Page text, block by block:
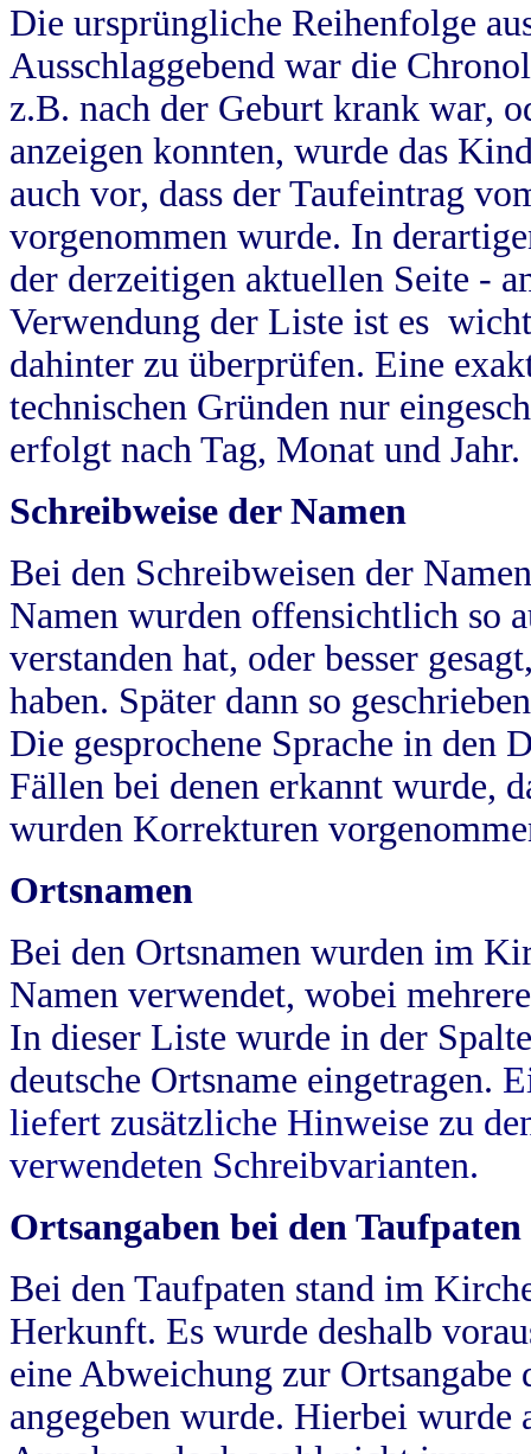
Die ursprüngliche Reihenfolge
Ausschlaggebend war die
z.B. nach der Geburt krank war,
anzeigen konnten, wurde das
auch vor, dass der Taufeintrag
vorgenommen wurde. In
der derzeitigen aktuellen Seite -
Verwendung der Liste ist es
dahinter zu überprüfen. Eine
technischen Gründen nur
erfolgt nach Tag, Monat und Jahr.
Schreibweise der Namen
Bei den Schreibweisen der
Namen wurden offensichtlich so
verstanden hat, oder besser
haben. Später dann so
Die gesprochene Sprache in
Fällen bei denen erkannt wurde,
wurden Korrekturen
Ortsnamen
Bei den Ortsnamen wurden im
Namen verwendet, wobei
In dieser Liste wurde in der
deutsche Ortsname eingetragen.
liefert zusätzliche Hinweise zu
verwendeten Schreibvarianten.
Ortsangaben bei den Taufpaten
Bei den Taufpaten stand im
Herkunft. Es wurde deshalb
eine Abweichung zur
angegeben wurde. Hierbei wurde